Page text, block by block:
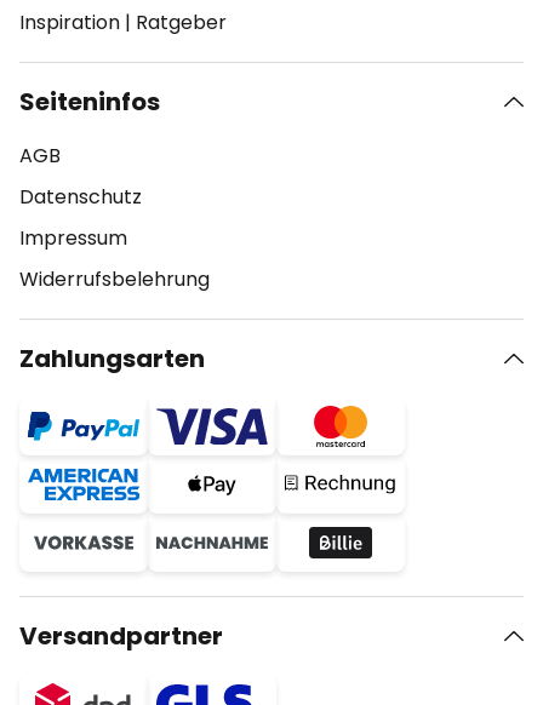
Inspiration | Ratgeber
Seiteninfos
AGB
Datenschutz
Impressum
Widerrufsbelehrung
Zahlungsarten
Versandpartner